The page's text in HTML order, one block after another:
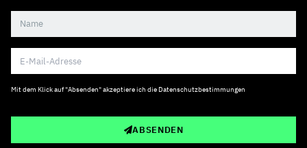
Mit dem Klick auf "Absenden" akzeptiere ich die Datenschutzbestimmungen
ABSENDEN